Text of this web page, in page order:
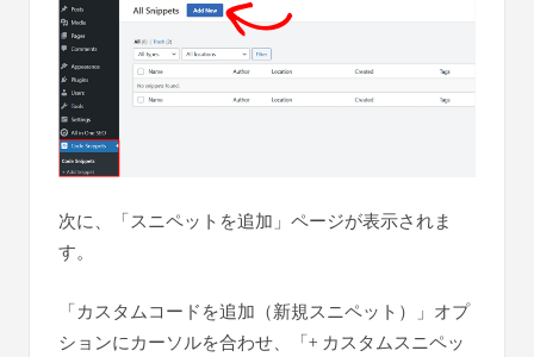
次に、「スニペットを追加」ページが表示されま
す。
「カスタムコードを追加（新規スニペット）」オプ
ションにカーソルを合わせ、「+ カスタムスニペッ